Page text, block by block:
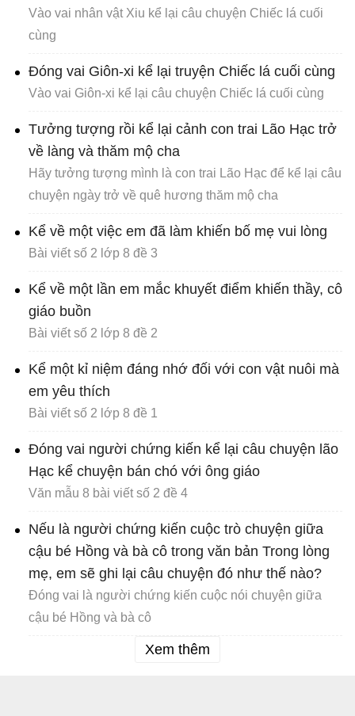
Vào vai nhân vật Xiu kể lại câu chuyện Chiếc lá cuối
cùng
Đóng vai Giôn-xi kể lại truyện Chiếc lá cuối cùng
Vào vai Giôn-xi kể lại câu chuyện Chiếc lá cuối cùng
Tưởng tượng rồi kể lại cảnh con trai Lão Hạc trở
về làng và thăm mộ cha
Hãy tưởng tượng mình là con trai Lão Hạc để kể lại câu
chuyện ngày trở về quê hương thăm mộ cha
Kể về một việc em đã làm khiến bố mẹ vui lòng
Bài viết số 2 lớp 8 đề 3
Kể về một lần em mắc khuyết điểm khiến thầy, cô
giáo buồn
Bài viết số 2 lớp 8 đề 2
Kể một kỉ niệm đáng nhớ đối với con vật nuôi mà
em yêu thích
Bài viết số 2 lớp 8 đề 1
Đóng vai người chứng kiến kể lại câu chuyện lão
Hạc kể chuyện bán chó với ông giáo
Văn mẫu 8 bài viết số 2 đề 4
Nếu là người chứng kiến cuộc trò chuyện giữa
cậu bé Hồng và bà cô trong văn bản Trong lòng
mẹ, em sẽ ghi lại câu chuyện đó như thế nào?
Đóng vai là người chứng kiến cuộc nói chuyện giữa
cậu bé Hồng và bà cô
Xem thêm